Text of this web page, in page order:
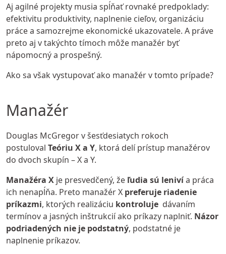
Aj agilné projekty musia spĺňať rovnaké predpoklady:
efektivitu produktivity, naplnenie cieľov, organizáciu
práce a samozrejme ekonomické ukazovatele. A práve
preto aj v takýchto tímoch môže manažér byť
nápomocný a prospešný.
Ako sa však vystupovať ako manažér v tomto prípade?
Manažér
Douglas McGregor v šesťdesiatych rokoch
postuloval Teóriu X a Y, ktorá delí prístup manažérov
do dvoch skupín – X a Y.
Manažéra X je presvedčený, že ľudia sú lenivía práca
ich nenapĺňa. Preto manažér X preferuje riadenie
príkazmi, ktorých realizáciu kontroluje dávaním
termínov a jasných inštrukcií ako príkazy naplniť. Názor
podriadených nie je podstatný, podstatné je
naplnenie príkazov.